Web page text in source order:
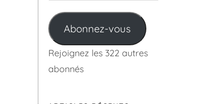
mail
Abonnez-vous
Rejoignez les 322 autres
abonnés